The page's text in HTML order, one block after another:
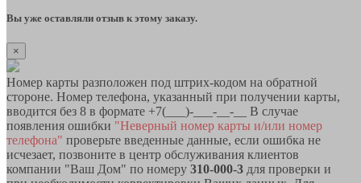
Вы уже оставляли отзыв к этому заказу.
×
Номер карты разположен под штрих-кодом на обратной
стороне. Номер телефона, указанный при получении карты,
вводится без 8 в формате +7(___)-___-__-__ В случае
появления ошибки "Неверный номер карты и/или номер
телефона" проверьте введенные данные, если ошибка не
исчезает, позвоните в центр обслуживания клиентов
компании "Ваш Дом" по номеру 310-000-3 для проверки и